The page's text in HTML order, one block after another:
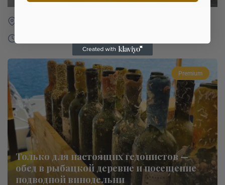
Premium
Только для настоящих гедонистов —
обед в рыбацкой деревне и посещение
подводной винодельни